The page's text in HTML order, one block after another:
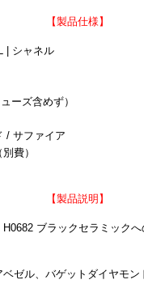
【製品仕様】
| シャネル
ーズ含めず）
/ サファイア
費）
【製品説明】
ブラックセラミック
ゼル、バゲットダイヤモン